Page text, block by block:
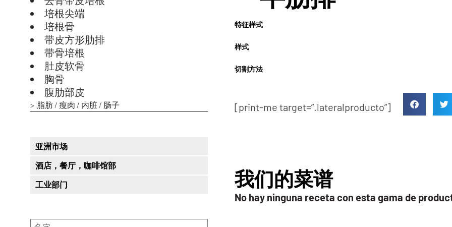
培根尖端
培根骨
带皮方形肋排
带骨培根
肚皮软骨
胸骨
腹肋部皮
脂肪 / 瘦肉 / 内脏 / 肠子
亚洲市场
酒店，餐厅，咖啡馆部
工业部门
特征样式
样式
切割方法
[print-me target=”.lateralproducto”]
我们的菜谱
No hay ninguna receta con esta gama de